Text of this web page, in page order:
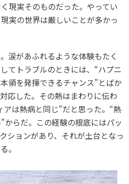
現実そのものだった。やってい
実の世界は厳しいことが多かっ
涙があふれるような体験もたく
てトラブルのときには、“ハプニ
領を発揮できるチャンス”とばか
応した。その熱はまわりに伝わ
アは熱病と同じ”だと思った。“熱
からだ。この経験の根底にはパッ
ションがあり、それが土台となっ
。